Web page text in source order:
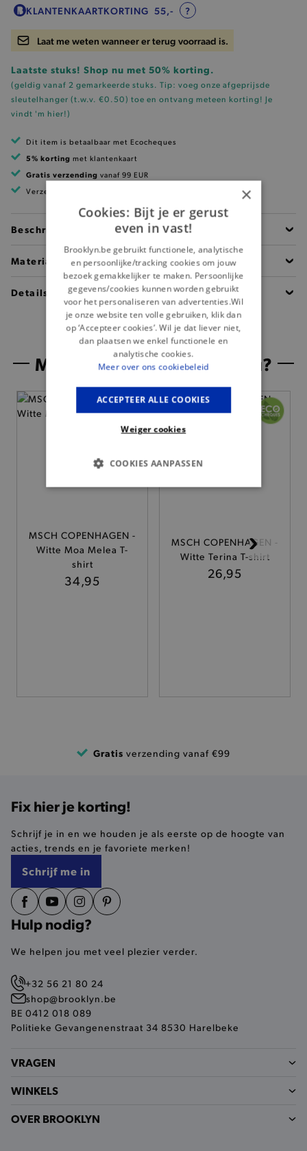
KLANTENKAARTKORTING 55,- ?
Laat me weten wanneer er terug voorraad is.
Laatste stuks! Shop nu met 50% korting.
(geldig vanaf 2 gemarkeerde stuks. Tip: voeg onze afgeprijsde
sleutelhanger (t.w.v. €0.50) toe en ontvang meteen korting! Je
vindt 'm hier!)
Dit item is betaalbaar met Ecocheques
5% korting met klantenkaart
Gratis verzending vanaf 99 EUR
Verzending binnen 1 à 2 werkdagen
Beschrijving
Materiaal
Details
Misschien is dit iets voor jou?
MSCH COPENHAGEN -
Witte Moa Melea T-
shirt
34,95
MSCH COPENHAGEN -
Witte Terina T-shirt
26,95
Gratis verzending vanaf €99
Fix hier je korting!
Schrijf je in en we houden je als eerste op de hoogte van
acties, trends en je favoriete merken!
Schrijf me in
Hulp nodig?
We helpen jou met veel plezier verder.
+32 56 21 80 24
shop@brooklyn.be
BE 0412 018 089
Politieke Gevangenenstraat 34 8530 Harelbeke
VRAGEN
WINKELS
OVER BROOKLYN
×
Cookies: Bijt je er gerust
even in vast!
Brooklyn.be gebruikt functionele, analytische
en persoonlijke/tracking cookies om jouw
bezoek gemakkelijker te maken. Persoonlijke
gegevens/cookies kunnen worden gebruikt
voor het personaliseren van advertenties.Wil
je onze website ten volle gebruiken, klik dan
op ‘Accepteer cookies’. Wil je dat liever niet,
dan plaatsen we enkel functionele en
analytische cookies.
Meer over ons cookiebeleid
ACCEPTEER ALLE COOKIES
Weiger cookies
COOKIES AANPASSEN
BASIS COOKIES
TARGETING
FUNCTIONALITEIT
De strikt noodzakelijke cookies verbeteren jouw
niet jouw identiteit.
selected-val